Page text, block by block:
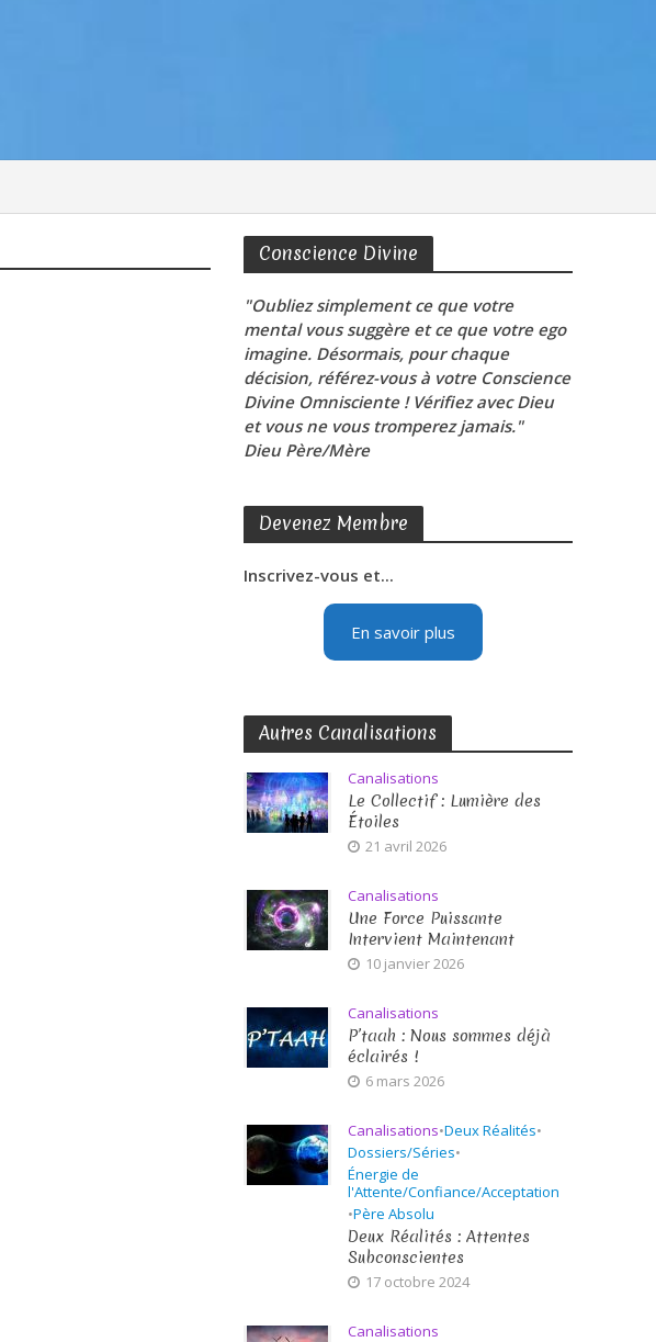
Conscience Divine
"Oubliez simplement ce que votre
mental vous suggère et ce que votre ego
imagine. Désormais, pour chaque
décision, référez-vous à votre Conscience
Divine Omnisciente ! Vérifiez avec Dieu
et vous ne vous tromperez jamais."
Dieu Père/Mère
Devenez Membre
Inscrivez-vous et...
En savoir plus
Autres Canalisations
Canalisations
Le Collectif : Lumière des
Étoiles
21 avril 2026
Canalisations
Une Force Puissante
Intervient Maintenant
10 janvier 2026
Canalisations
P’taah : Nous sommes déjà
éclairés !
6 mars 2026
Canalisations•Deux Réalités•
Dossiers/Séries•
Énergie de
l'Attente/Confiance/Acceptation
•Père Absolu
Deux Réalités : Attentes
Subconscientes
17 octobre 2024
Canalisations